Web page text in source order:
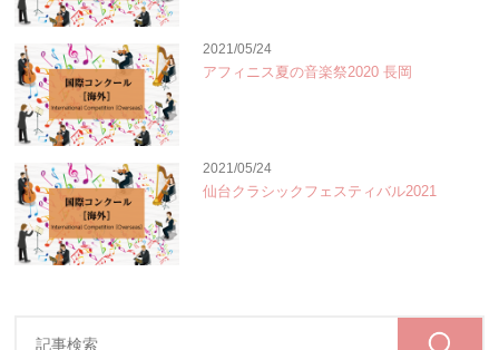
2021/05/24
アフィニス夏の音楽祭2020 長岡
2021/05/24
仙台クラシックフェスティバル2021